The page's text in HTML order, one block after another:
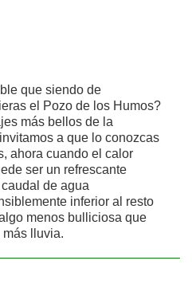
que siendo de
el Pozo de los Humos?
más bellos de la
a que lo conozcas
ahora cuando el calor
ser un refrescante
de agua
inferior al resto
menos bulliciosa que
lluvia.